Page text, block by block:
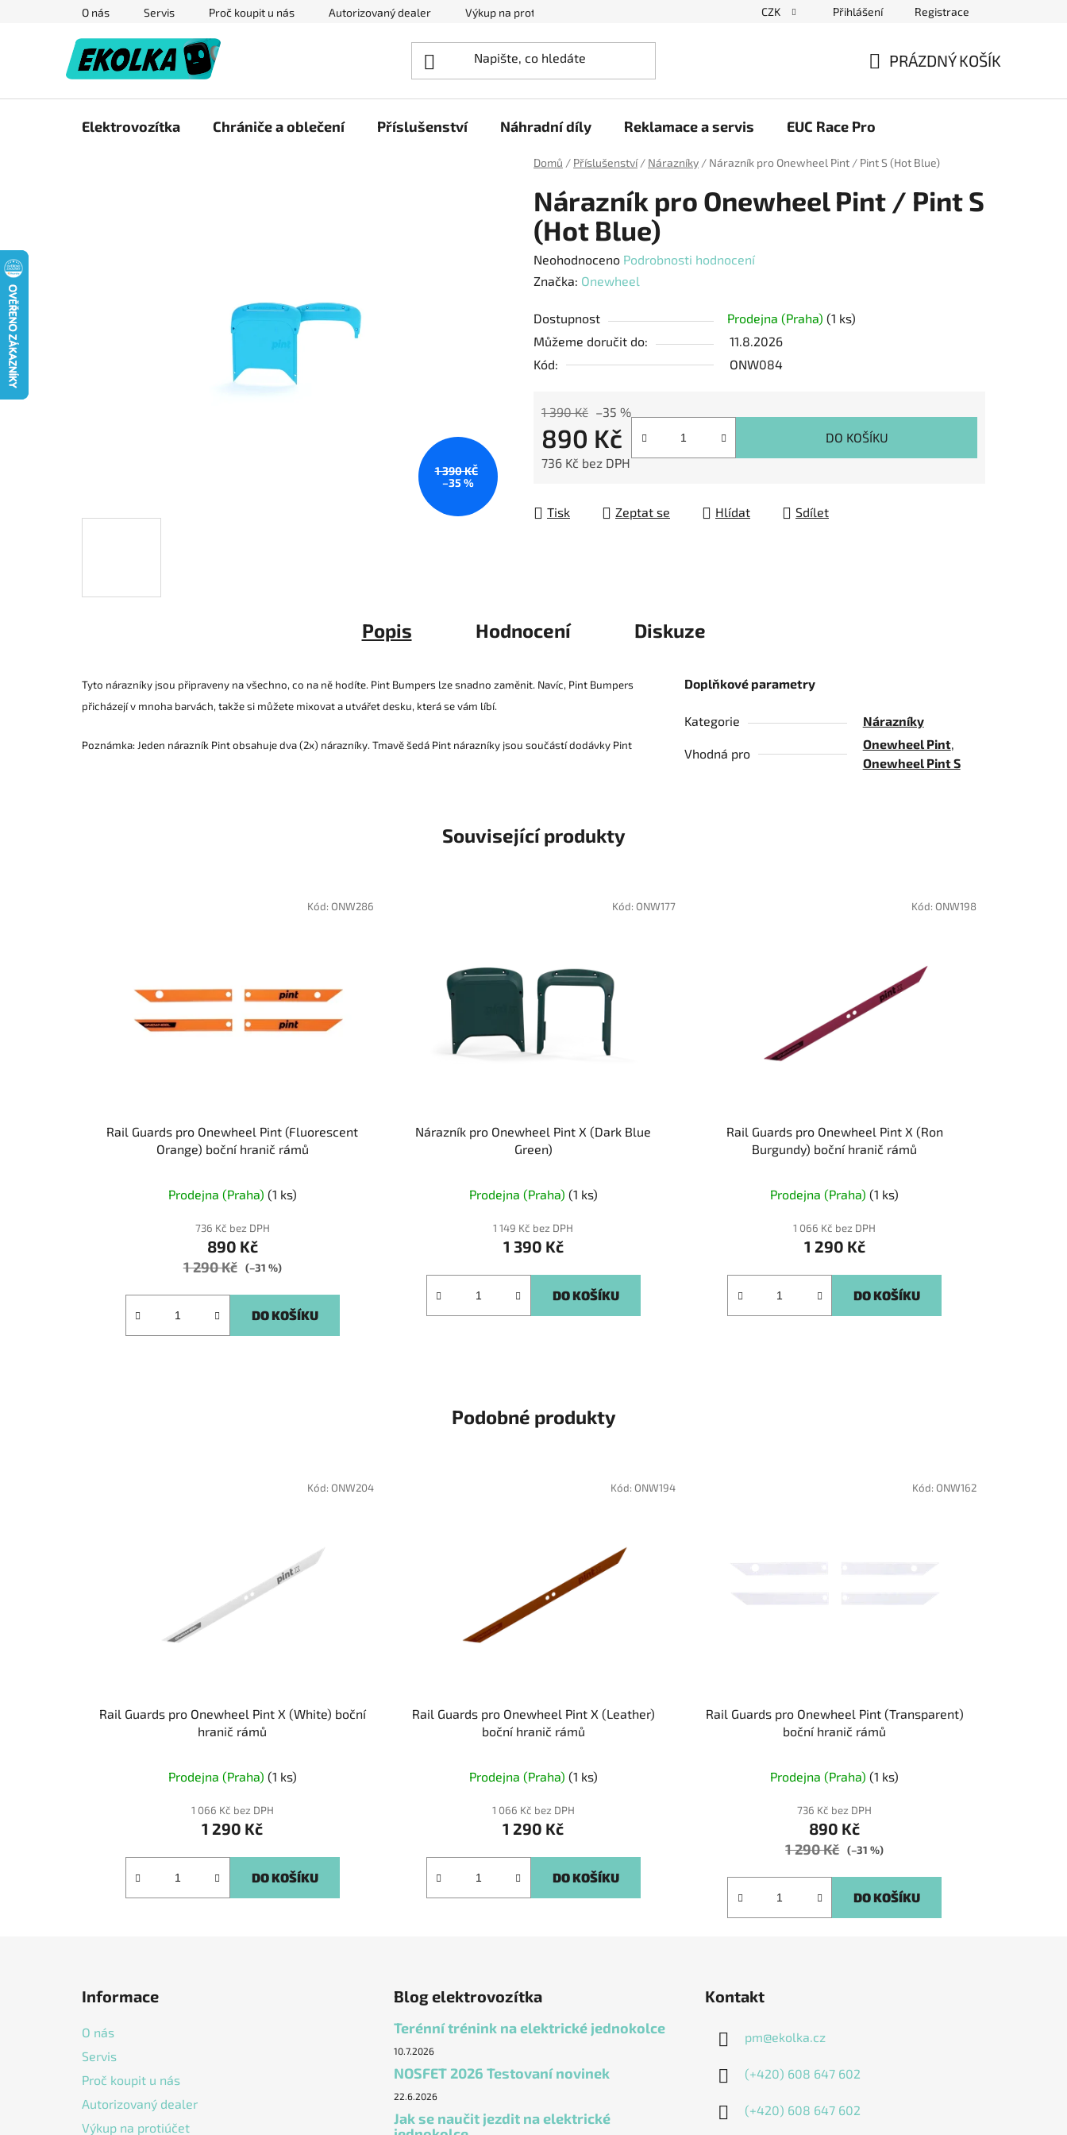
O nás Servis Proč koupit u nás Autorizovaný dealer Výkup na protiúčet Blog elektrovozítka Obchodní podmínky
CZK Přihlášení Registrace
PRÁZDNÝ KOŠÍK
Elektrovozítka Chrániče a oblečení Příslušenství Náhradní díly Reklamace a servis EUC Race Pro
Domů / Příslušenství / Nárazníky / Nárazník pro Onewheel Pint / Pint S (Hot Blue)
Nárazník pro Onewheel Pint / Pint S
(Hot Blue)
Průměrné
hodnocení
je
0,0
z
hvězdiček.
Neohodnoceno Podrobnosti hodnocení
Značka: Onewheel
Dostupnost Prodejna (Praha) (1 ks)
Můžeme doručit do:
11.8.2026
Kód:
ONW084
1 390 Kč –35 %
890 Kč
736 Kč bez DPH
DO KOŠÍKU
Tisk Zeptat se Hlídat Sdílet
1 390 KČ
–35 %
Popis Hodnocení Diskuze
Tyto nárazníky jsou připraveny na všechno, co na ně hodíte. Pint Bumpers lze snadno zaměnit. Navíc, Pint Bumpers
přicházejí v mnoha barvách, takže si můžete mixovat a utvářet desku, která se vám líbí.
Poznámka: Jeden nárazník Pint obsahuje dva (2x) nárazníky. Tmavě šedá Pint nárazníky jsou součástí dodávky Pint
Doplňkové parametry
Kategorie Nárazníky
Vhodná pro
Onewheel Pint,
Onewheel Pint S
Související produkty
Rail Guards pro Onewheel Pint (Fluorescent
Orange) boční hranič rámů
Prodejna (Praha) (1 ks)
736 Kč bez DPH
890 Kč
1 290 Kč (–31 %)
DO KOŠÍKU
Kód:ONW286
Nárazník pro Onewheel Pint X (Dark Blue
Green)
Prodejna (Praha) (1 ks)
1 149 Kč bez DPH
1 390 Kč
DO KOŠÍKU
Kód: ONW177
Rail Guards pro Onewheel Pint X (Ron
Burgundy) boční hranič rámů
Prodejna (Praha)(1 ks)
1 066 Kč bez DPH
1 290 Kč
DO KOŠÍKU
Kód: ONW198
Podobné produkty
Rail Guards pro Onewheel Pint X (White) boční
hranič rámů
Prodejna (Praha) (1 ks)
1 066 Kč bez DPH
1 290 Kč
DO KOŠÍKU
Kód:ONW204
Rail Guards pro Onewheel Pint X (Leather)
boční hranič rámů
Prodejna (Praha) (1 ks)
1 066 Kč bez DPH
1 290 Kč
DO KOŠÍKU
Kód: ONW194
Rail Guards pro Onewheel Pint (Transparent)
boční hranič rámů
Prodejna (Praha)(1 ks)
736 Kč bez DPH
890 Kč
1 290 Kč (–31 %)
DO KOŠÍKU
Kód: ONW162
Informace
O nás
Servis
Proč koupit u nás
Autorizovaný dealer
Výkup na protiúčet
Blog elektrovozítka
Terénní trénink na elektrické jednokolce
10.7.2026
NOSFET 2026 Testovaní novinek
22.6.2026
Jak se naučit jezdit na elektrické
Kontakt
pm@ekolka.cz
(+420) 608 647 602
(+420) 608 647 602